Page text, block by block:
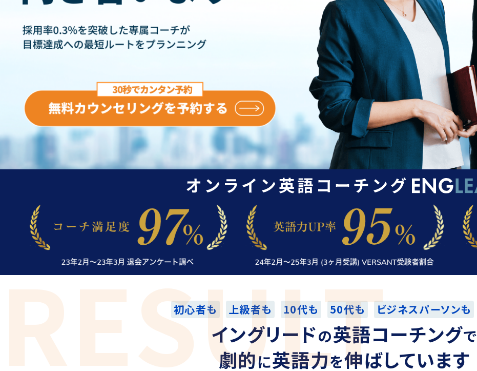
初心者も 上級者も 10代も 50代も ビジネスパーソンも
イングリードの英語コーチングで
劇的に英語力を伸ばしています
RESULT